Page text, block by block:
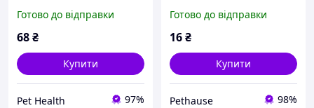
курка беззерновий
холістик шматочки в соусі
Готово до відправки
68₴
Купити
Pet Health 97%
шкіри та шерсті від 12
міс. шматочки в соусі
Готово до відправки
16₴
Купити
Pethause 98%